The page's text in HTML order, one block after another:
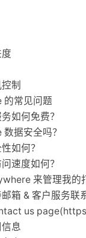
制
的常见问题
如何免费？
据安全吗？
如何？
速度如何？
来管理我的
箱 & 客户服务联
us
息